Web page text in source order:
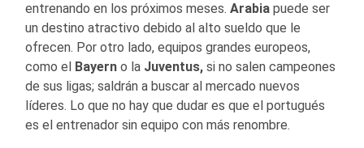
entrenando en los próximos meses. Arabia puede ser
un destino atractivo debido al alto sueldo que le
ofrecen. Por otro lado, equipos grandes europeos,
como el Bayern o la Juventus, si no salen campeones
de sus ligas; saldrán a buscar al mercado nuevos
líderes. Lo que no hay que dudar es que el portugués
es el entrenador sin equipo con más renombre.